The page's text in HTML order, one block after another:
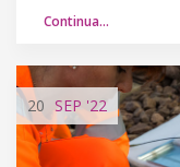
Continua…
20 SEP '22